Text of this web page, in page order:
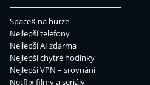
SpaceX na burze
Nejlepší telefony
Nejlepší AI zdarma
Nejlepší chytré hodinky
Nejlepší VPN – srovnání
Netflix filmy a seriály